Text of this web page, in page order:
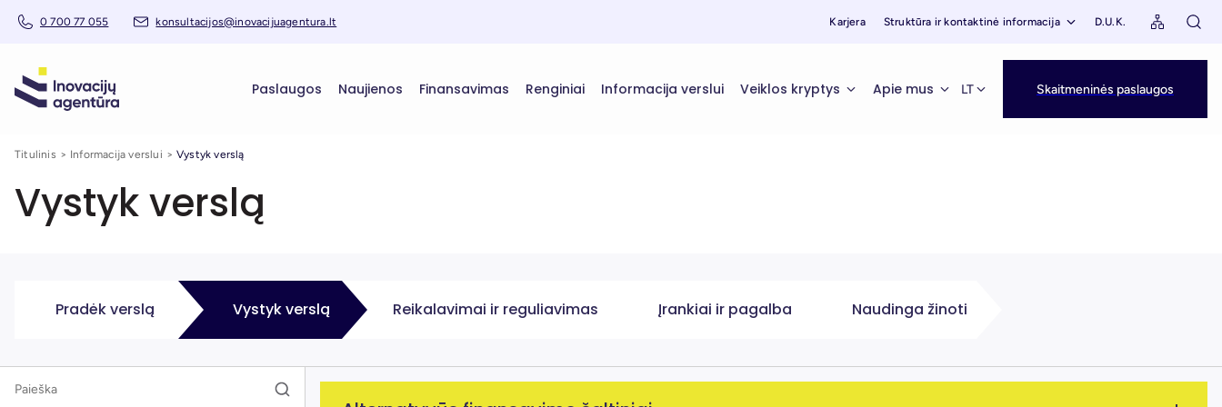
0 700 77 055 konsultacijos@inovacijuagentura.lt Karjera Struktūra ir kontaktinė informacija D.U.K.
Paslaugos Naujienos Finansavimas Renginiai Informacija verslui Veiklos kryptys Apie mus LT Skaitmeninės paslaugos
Titulinis Informacija verslui Vystyk verslą
Vystyk verslą
Pradėk verslą Vystyk verslą Reikalavimai ir reguliavimas Įrankiai ir pagalba Naudinga žinoti